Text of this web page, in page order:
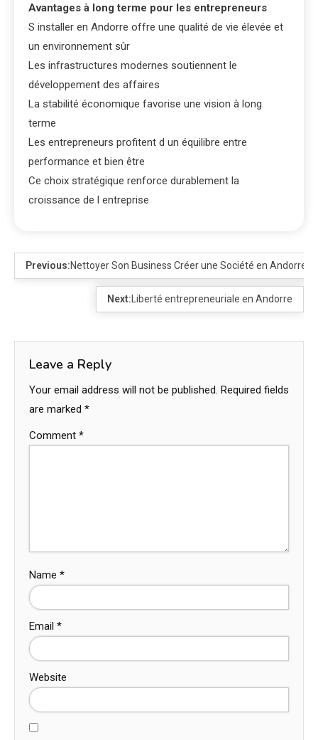
Avantages à long terme pour les entrepreneurs
S installer en Andorre offre une qualité de vie élevée et
un environnement sûr
Les infrastructures modernes soutiennent le
développement des affaires
La stabilité économique favorise une vision à long
terme
Les entrepreneurs profitent d un équilibre entre
performance et bien être
Ce choix stratégique renforce durablement la
croissance de l entreprise
Previous:Nettoyer Son Business Créer une Société en Andorre
Next: Liberté entrepreneuriale en Andorre
Leave a Reply
Your email address will not be published. Required fields
are marked *
Comment *
Name *
Email *
Website